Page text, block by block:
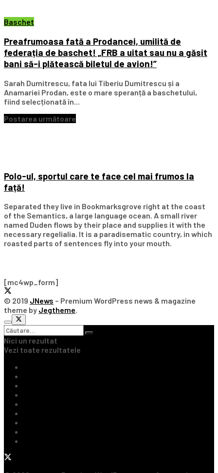
Baschet
Preafrumoasa fată a Prodancei, umilită de
federația de baschet! „FRB a uitat sau nu a găsit
bani să-i plătească biletul de avion!”
Sarah Dumitrescu, fata lui Tiberiu Dumitrescu și a
Anamariei Prodan, este o mare speranță a baschetului,
fiind selecționată în...
Postarea următoare
Polo-ul, sportul care te face cel mai frumos la
față!
Separated they live in Bookmarksgrove right at the coast
of the Semantics, a large language ocean. A small river
named Duden flows by their place and supplies it with the
necessary regelialia. It is a paradisematic country, in which
roasted parts of sentences fly into your mouth.
[mc4wp_form]
© 2019 JNews – Premium WordPress news & magazine
theme by Jegtheme
Nici un rezultat
Vezi toate rezultatele